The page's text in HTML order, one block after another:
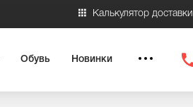
Калькулятор доставки
Обувь Новинки